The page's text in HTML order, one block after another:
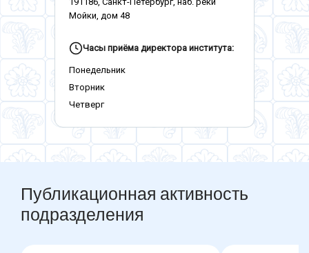
Мойки, дом 48
Часы приёма директора института:
Понедельник
Вторник
Четверг
Публикационная активность
подразделения